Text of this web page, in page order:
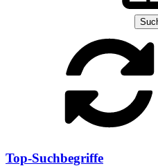
Top-Suchbegriffe